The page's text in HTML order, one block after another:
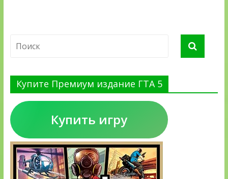
Купите Премиум издание ГТА 5
Купить игру